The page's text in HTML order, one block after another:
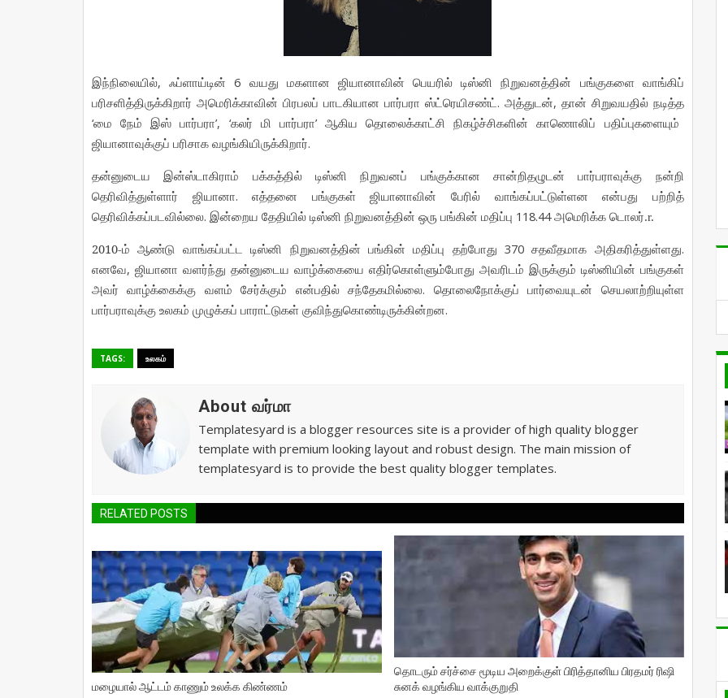
இந்நிலையில்,ஃப்ளாய்டின் 6 வயது மகளான ஜியானாவின் பெயரில் டிஸ்னி நிறுவனத்தின் பங்குகளை
வாங்கிப்
பரிசளித்திருக்கிறார் அமெரிக்காவின் பிரபலப் பாடகியான பார்பரா ஸ்ட்ரெயிசண்ட் . அத்துடன், தான் சிறுவயதில் நடித்த
‘மை நேம் இஸ் பார்பரா’, ‘கலர் மி பார்பரா’ ஆகிய தொலைக்காட்சி நிகழ்ச்சிகளின் காணொலிப்
பதிப்புகளையும்
ஜியானாவுக்குப் பரிசாக வழங்கியிருக்கிறார்.
தன்னுடைய இன்ஸ்டாகிராம் பக்கத்தில் டிஸ்னி நிறுவனப் பங்குக்கான சான்றிதழுடன் பார்பராவுக்கு
நன்றி
தெரிவித்துள்ளார்
ஜியானா.எத்தனை பங்குகள் ஜியானாவின் பேரில் வாங்கப்பட்டுள்ளன என்பது
பற்றித்
தெரிவிக்கப்படவில்லை. இன்றைய தேதியில் டிஸ்னி நிறுவனத்தின் ஒரு பங்கின் மதிப்பு 118.44அமெரிக்க டொலர்.r.
2010-ம் ஆண்டு வாங்கப்பட்ட டிஸ்னி நிறுவனத்தின் பங்கின் மதிப்பு தற்போது 370சதவீதமாக அதிகரித்துள்ளது.
எனவே, ஜியானா வளர்ந்து தன்னுடைய வாழ்க்கையை எதிர்கொள்ளும்போது அவரிடம் இருக்கும் டிஸ்னியின் பங்குகள்
அவர்
வாழ்க்கைக்கு வளம் சேர்க்கும் என்பதில் சந்தேகமில்லை. தொலைநோக்குப் பார்வையுடன்
செயலாற்றியுள்ள
பார்பராவுக்கு உலகம் முழுக்கப் பாராட்டுகள் குவிந்துகொண்டிருக்கின்றன.
TAGS: உலகம்
About வர்மா
Templatesyard is a blogger resources site is a provider of high quality blogger
template with premium looking layout and robust design. The main mission of
templatesyard is to provide the best quality blogger templates.
RELATED POSTS
மழையால் ஆட்டம் காணும் உலக்க கிண்ணம்
தொடரும் சர்ச்சை மூடிய அறைக்குள் பிரித்தானிய பிரதமர் ரிஷி
சுனக் வழங்கிய வாக்குறுதி